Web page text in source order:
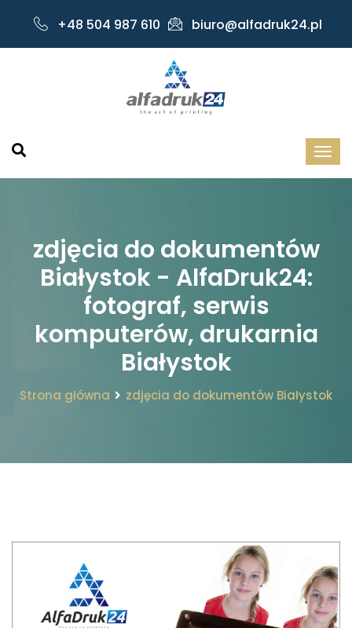
+48 504 987 610 biuro@alfadruk24.pl
zdjęcia do dokumentów
Białystok - AlfaDruk24:
fotograf, serwis
komputerów, drukarnia
Białystok
Strona główna zdjęcia do dokumentów Białystok